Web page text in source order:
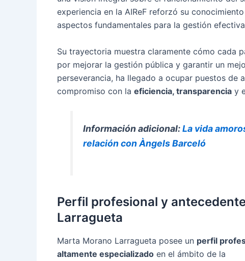
experiencia en la AIReF reforzó su
aspectos fundamentales para la gestión
Su trayectoria muestra claramente cómo cada
por mejorar la gestión pública y garantir un
perseverancia, ha llegado a ocupar puestos de
compromiso con la eficiencia, transparencia y
Información adicional:La vida
relación con Àngels Barceló
Perfil profesional y
Larragueta
Marta Morano Larragueta posee un perfil
altamente especializado en el ámbito de la